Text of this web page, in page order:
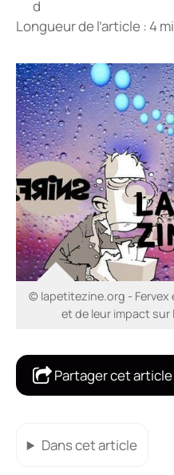
Longueur de l’article : 4
© lapetitezine.org - Fervex
et de leur impact
Partager cet article
Dans cet article